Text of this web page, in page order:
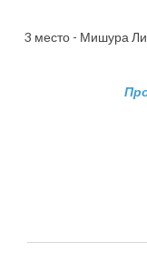
3 место - Мишура